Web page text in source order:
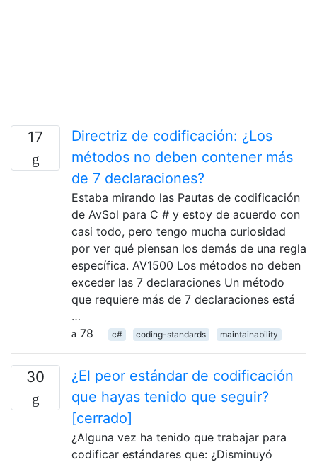
17
Directriz de codificación: ¿Los
métodos no deben contener más
de 7 declaraciones?
Estaba mirando las Pautas de codificación
de AvSol para C # y estoy de acuerdo con
casi todo, pero tengo mucha curiosidad
por ver qué piensan los demás de una regla
específica. AV1500 Los métodos no deben
exceder las 7 declaraciones Un método
que requiere más de 7 declaraciones está
…
78
c# coding-standards maintainability
30
¿El peor estándar de codificación
que hayas tenido que seguir?
[cerrado]
¿Alguna vez ha tenido que trabajar para
codificar estándares que: ¿Disminuyó